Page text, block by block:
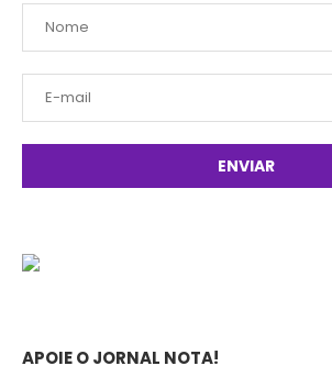
APOIE O JORNAL NOTA!